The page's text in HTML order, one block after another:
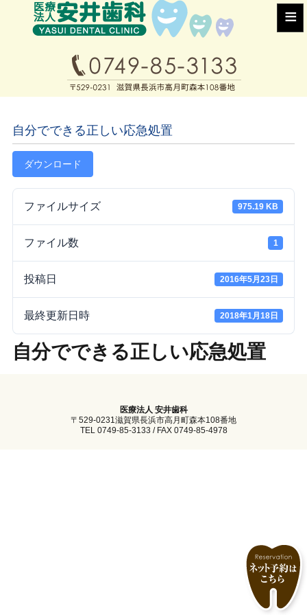
≡
自分でできる正しい応急処置
ダウンロード
ファイルサイズ 975.19 KB
ファイル数 1
投稿日 2016年5月23日
最終更新日時 2018年1月18日
自分でできる正しい応急処置
医療法人 安井歯科
〒529-0231滋賀県長浜市高月町森本108番地
TEL 0749-85-3133 / FAX 0749-85-4978